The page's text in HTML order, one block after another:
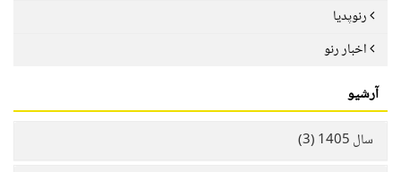
رنوپدیا
اخبار رنو
آرشیو
سال 1405 (3)